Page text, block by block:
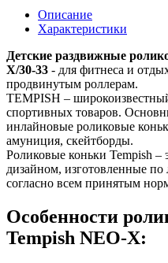
Описание
Характеристики
Детские раздвижные
X/30-33 - для фитнеса и
продвинутым роллерам.
TEMPISH –
спортивных товаров.
инлайновые роликовые
амуниция, скейтборды.
Роликовые коньки Tempish
дизайном, изготовленные
согласно всем принятым
Особенности
Tempish NEO-X: